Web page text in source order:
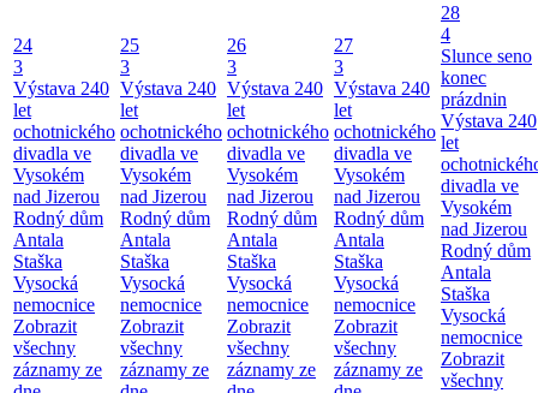
24
3
Výstava 240
let
ochotnického
divadla ve
Vysokém
nad Jizerou
Rodný dům
Antala
Staška
Vysocká
nemocnice
Zobrazit
všechny
záznamy ze
25
3
Výstava 240
let
ochotnického
divadla ve
Vysokém
nad Jizerou
Rodný dům
Antala
Staška
Vysocká
nemocnice
Zobrazit
všechny
záznamy ze
26
3
Výstava 240
let
ochotnického
divadla ve
Vysokém
nad Jizerou
Rodný dům
Antala
Staška
Vysocká
nemocnice
Zobrazit
všechny
záznamy ze
27
3
Výstava 240
let
ochotnického
divadla ve
Vysokém
nad Jizerou
Rodný dům
Antala
Staška
Vysocká
nemocnice
Zobrazit
všechny
záznamy ze
28
4
Slunce seno
konec
prázdnin
Výstava 240
let
divadla ve
Vysokém
nad Jizerou
Rodný dům
Antala
Staška
Vysocká
nemocnice
Zobrazit
všechny